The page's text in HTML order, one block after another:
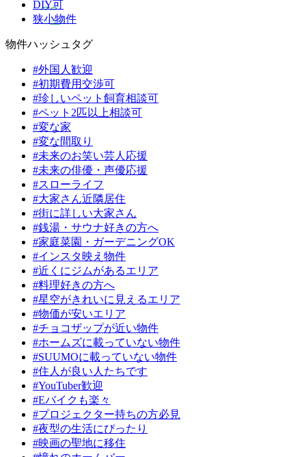
DIY可
狭小物件
物件ハッシュタグ
#外国人歓迎
#初期費用交渉可
#珍しいペット飼育相談可
#ペット2匹以上相談可
#変な家
#変な間取り
#未来のお笑い芸人応援
#未来の俳優・声優応援
#スローライフ
#大家さん近隣居住
#街に詳しい大家さん
#銭湯・サウナ好きの方へ
#家庭菜園・ガーデニングOK
#インスタ映え物件
#近くにジムがあるエリア
#料理好きの方へ
#星空がきれいに見えるエリア
#物価が安いエリア
#チョコザップが近い物件
#ホームズに載っていない物件
#SUUMOに載っていない物件
#住人が良い人たちです
#YouTuber歓迎
#Eバイクも楽々
#プロジェクター持ちの方必見
#夜型の生活にぴったり
#映画の聖地に移住